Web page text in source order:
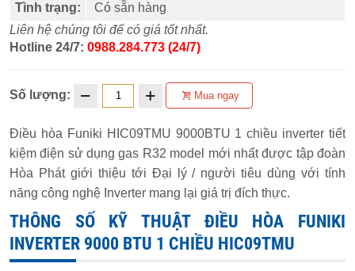
Tình trạng:
Có sẵn hàng
Liên hệ chúng tôi để có giá tốt nhất.
Hotline 24/7: 0988.284.773 (24/7)
Số lượng: Mua ngay
Điều hòa Funiki HIC09TMU 9000BTU 1 chiều inverter tiết
kiệm điện sử dụng gas R32 model mới nhất được tập đoàn
Hòa Phát giới thiệu tới Đại lý / người tiêu dùng với tính
năng công nghệ Inverter mang lại giá trị đích thực.
THÔNG SỐ KỸ THUẬT ĐIỀU HÒA FUNIKI
INVERTER 9000 BTU 1 CHIỀU HIC09TMU